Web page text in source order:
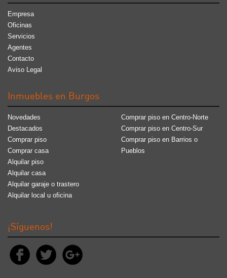
Empresa
Oficinas
Servicios
Agentes
Contacto
Aviso Legal
Inmuebles en Burgos
Novedades
Destacados
Comprar piso
Comprar casa
Alquilar piso
Alquilar casa
Alquilar garaje o trastero
Alquilar local u oficina
Comprar piso en Centro-Norte
Comprar piso en Centro-Sur
Comprar piso en Barrios o
Pueblos
¡Síguenos!